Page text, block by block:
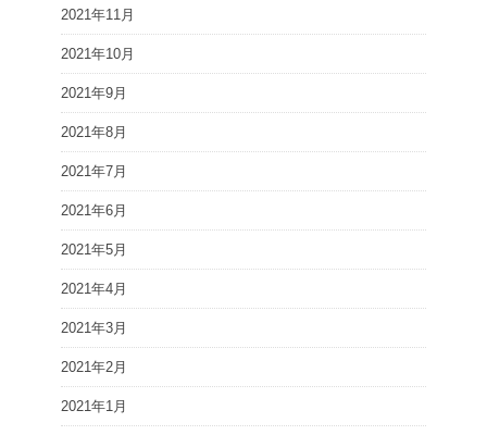
2021年11月
2021年10月
2021年9月
2021年8月
2021年7月
2021年6月
2021年5月
2021年4月
2021年3月
2021年2月
2021年1月